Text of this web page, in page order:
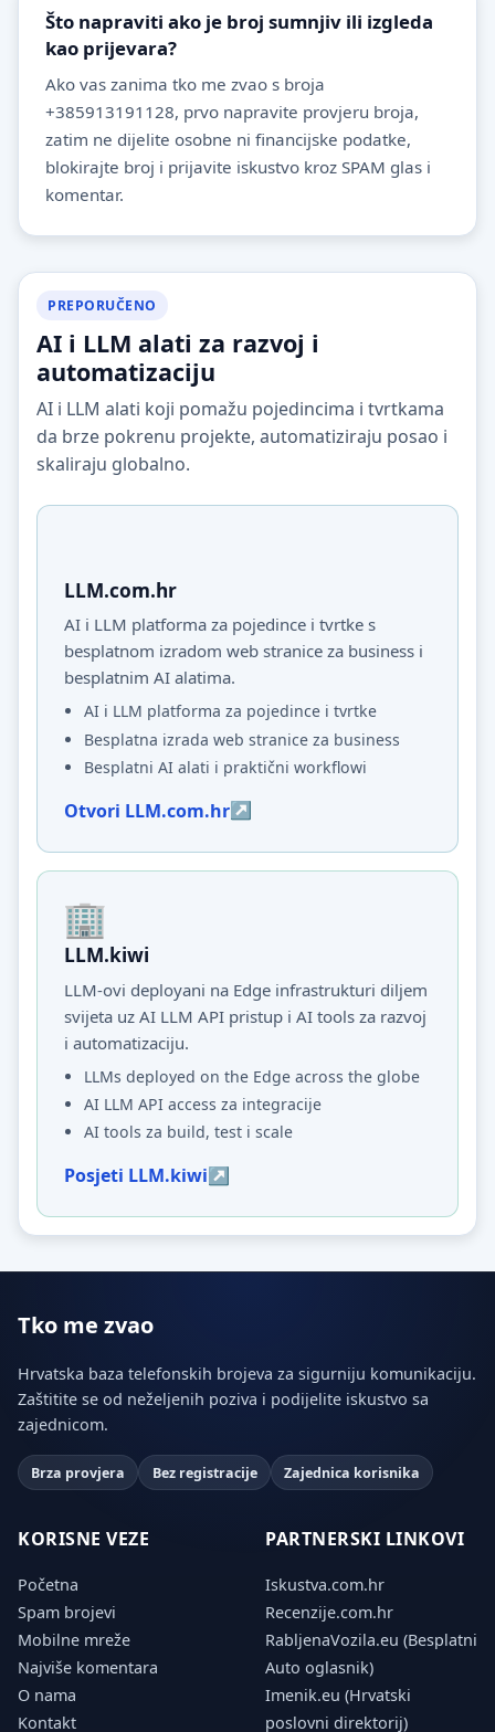
Što napraviti ako je broj sumnjiv ili izgleda
kao prijevara?
Ako vas zanima tko me zvao s broja
+385913191128, prvo napravite provjeru broja,
zatim ne dijelite osobne ni financijske podatke,
blokirajte broj i prijavite iskustvo kroz SPAM glas i
komentar.
PREPORUČENO
AI i LLM alati za razvoj i
automatizaciju
AI i LLM alati koji pomažu pojedincima i tvrtkama
da brze pokrenu projekte, automatiziraju posao i
skaliraju globalno.
LLM.com.hr
AI i LLM platforma za pojedince i tvrtke s
besplatnom izradom web stranice za business i
besplatnim AI alatima.
AI i LLM platforma za pojedince i tvrtke
Besplatna izrada web stranice za business
Besplatni AI alati i praktični workflowi
Otvori LLM.com.hr
LLM.kiwi
LLM-ovi deployani na Edge infrastrukturi diljem
svijeta uz AI LLM API pristup i AI tools za razvoj
i automatizaciju.
LLMs deployed on the Edge across the globe
AI LLM API access za integracije
AI tools za build, test i scale
Posjeti LLM.kiwi
Tko me zvao
Hrvatska baza telefonskih brojeva za sigurniju komunikaciju.
Zaštitite se od neželjenih poziva i podijelite iskustvo sa
zajednicom.
Brza provjera Bez registracije Zajednica korisnika
KORISNE VEZE
Početna
Spam brojevi
Mobilne mreže
Najviše komentara
O nama
Kontakt
PARTNERSKI LINKOVI
Iskustva.com.hr
Recenzije.com.hr
RabljenaVozila.eu (Besplatni
Auto oglasnik)
Imenik.eu (Hrvatski
poslovni direktorij)